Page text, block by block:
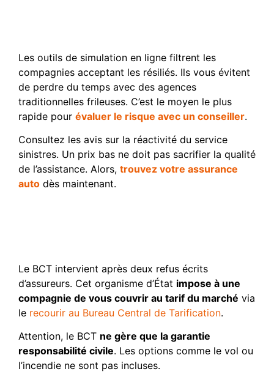
Les outils de simulation en ligne filtrent les
compagnies acceptant les résiliés. Ils vous évitent
de perdre du temps avec des agences
traditionnelles frileuses. C’est le moyen le plus
rapide pour évaluer le risque avec un conseiller.
Consultez les avis sur la réactivité du service
sinistres. Un prix bas ne doit pas sacrifier la qualité
de l’assistance. Alors, trouvez votre assurance
auto dès maintenant.
Le BCT intervient après deux refus écrits
d’assureurs. Cet organisme d’État impose à une
compagnie de vous couvrir au tarif du marché via
le recourir au Bureau Central de Tarification.
Attention, le BCT ne gère que la garantie
responsabilité civile. Les options comme le vol ou
l’incendie ne sont pas incluses.